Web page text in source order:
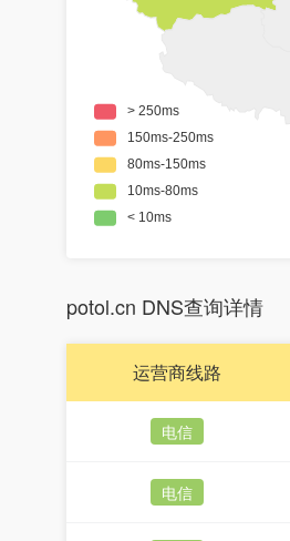
potol.cn DNS查询详情
运营商线路
电信
电信